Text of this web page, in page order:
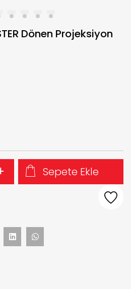
3 4 5 6
Dönen Projeksiyon
Sepete Ekle